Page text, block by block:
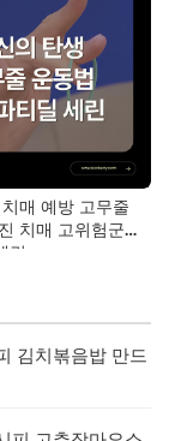
매 예방 고무줄
치매 고위험군｜
린
김치볶음밥 만드